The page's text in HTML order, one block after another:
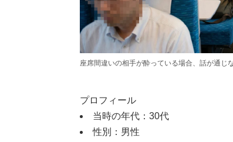
座席間違いの相手が酔っている場合、話が通
プロフィール
当時の年代：30代
性別：男性